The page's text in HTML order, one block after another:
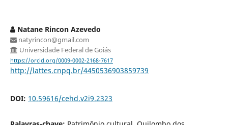
Natane Rincon Azevedo
natyrincon@gmail.com
Universidade Federal de Goiás
https://orcid.org/0009-0002-2168-7617
http://lattes.cnpq.br/4450536903859739
DOI: 10.59616/cehd.v2i9.2323